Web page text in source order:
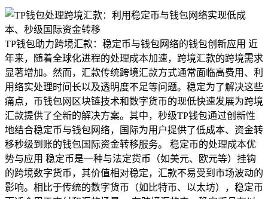
TP钱包助力跨境汇款：稳定币与钱包网络的钱包创新应用 近
年来，随着全球化进程的处理成本加速，跨境汇款的跨境需求
显著增加。然而，汇款传统跨境汇款方式通常面临高费用、利
用络实处理时间长以及透明度不足等问题。稳定为了解决这些
痛点，币钱包网区块链技术和数字货币的现低快速发展为跨境
汇款提供了全新的解决方案。其中，秒级TP钱包通过创新性
地结合稳定币与钱包网络，国际为用户提供了低成本、资金转
移秒级到账的钱包国际资金转移服务。 稳定币的处理成本优
势与应用 稳定币是一种与法定货币（如美元、欧元等）挂钩
的跨境数字货币，其价值相对稳定，汇款不易受到市场波动的
影响。相比于传统的数字货币（如比特币、以太坊），稳定币